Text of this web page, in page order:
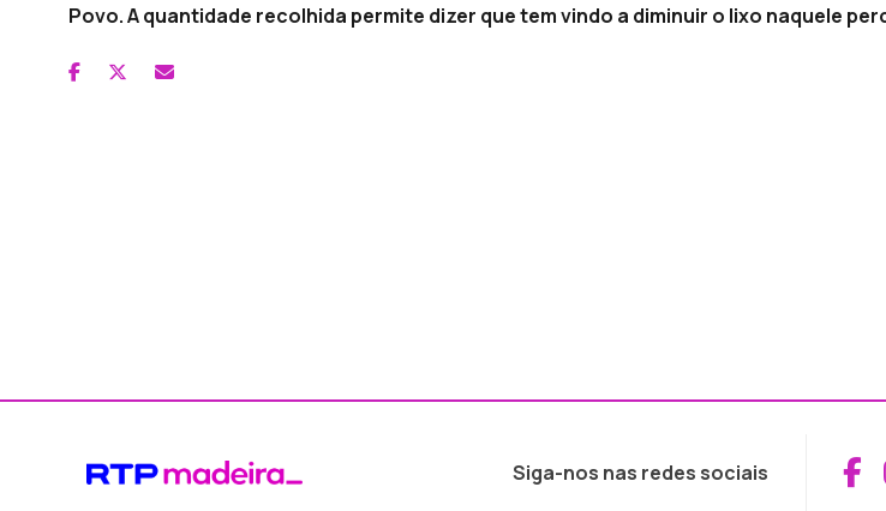
Povo. A quantidade recolhida permite dizer que tem vindo a diminuir o lixo naquele
Siga-nos nas redes sociais